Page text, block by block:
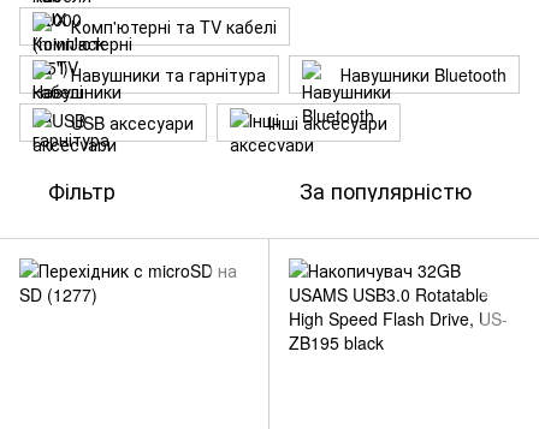
Комп'ютерні та TV кабелі
Навушники та гарнітура
Навушники Bluetooth
USB аксесуари
Інші аксесуари
Фільтр За популярністю